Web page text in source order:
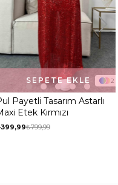
2
Payetli Tasarım Astarlı
Etek Kırmızı
₺799,99
SEPETE EKLE